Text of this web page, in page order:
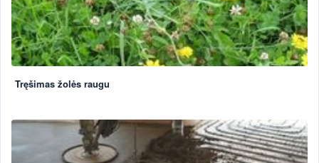
Tręšimas žolės raugu